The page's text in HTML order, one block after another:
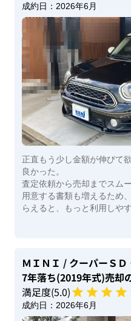
成約日： 2026年6月
正直もう少し金額が伸びて
良かった。
査定依頼から売却までスム
用意する書類も増えるため
らえると、もっと利用しや
ＭＩＮＩ / クーパーＳＤ
7年落ち(2019年式)売却
満足度(5.0)
成約日： 2026年6月